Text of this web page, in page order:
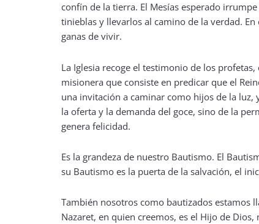
confín de la tierra. El Mesías esperado
tinieblas y llevarlos al camino de la verdad.
ganas de vivir.
La Iglesia recoge el testimonio de los
misionera que consiste en predicar que el
una invitación a caminar como hijos de la
la oferta y la demanda del goce, sino de la
genera felicidad.
Es la grandeza de nuestro Bautismo. El
su Bautismo es la puerta de la salvación, el
También nosotros como bautizados estamos
Nazaret, en quien creemos, es el Hijo de